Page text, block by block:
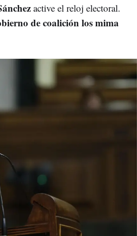
active el reloj electoral.
de coalición los mima